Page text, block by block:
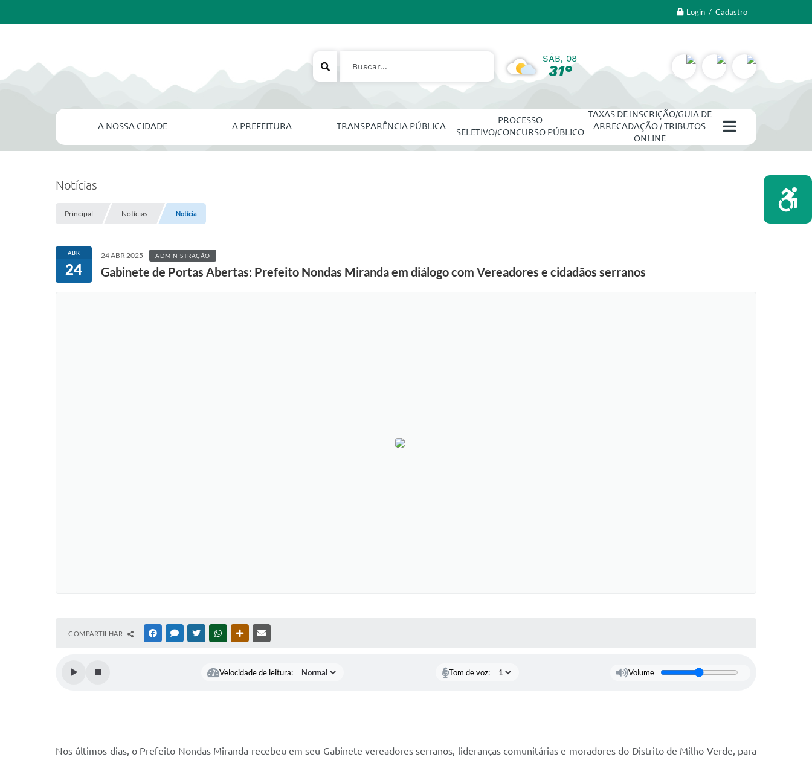
Login / Cadastro
SÁB, 08
31°
A NOSSA CIDADE A PREFEITURA TRANSPARÊNCIA PÚBLICA
PROCESSO
SELETIVO/CONCURSO PÚBLICO
TAXAS DE INSCRIÇÃO/GUIA DE
ARRECADAÇÃO / TRIBUTOS
ONLINE
Notícias
Principal Notícias Notícia
ABR
24
24 ABR 2025 ADMINISTRAÇÃO
Gabinete de Portas Abertas: Prefeito Nondas Miranda em diálogo com Vereadores e cidadãos serranos
COMPARTILHAR FACEBOOKMESSENGER
TWITTERWHATSAPPOUTRAS MÍDIAS
Velocidade de leitura: Tom de voz: Volume
Nos últimos dias, o Prefeito Nondas Miranda recebeu em seu Gabinete vereadores serranos, lideranças comunitárias e moradores do Distrito de Milho Verde, para